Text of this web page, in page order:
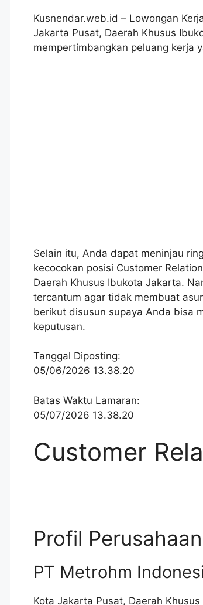
Kusnendar.web.id – Lowongan
Jakarta Pusat, Daerah Khusus
mempertimbangkan peluang kerja
Selain itu, Anda dapat meninjau
kecocokan posisi Customer
Daerah Khusus Ibukota Jakarta.
tercantum agar tidak membuat
berikut disusun supaya Anda bisa
keputusan.
Tanggal Diposting:
05/06/2026 13.38.20
Batas Waktu Lamaran:
05/07/2026 13.38.20
Customer
Profil Perusahaan
PT Metrohm
Kota Jakarta Pusat, Daerah